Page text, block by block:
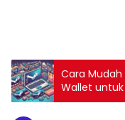
Cara
Wallet